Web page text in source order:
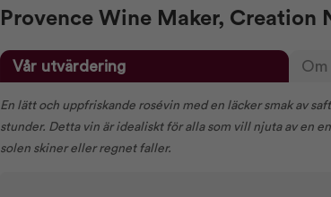
Provence Wine Maker, Creation
Vår utvärdering
En lätt och uppfriskande rosévin med en läcker smak av
stunder. Detta vin är idealiskt för alla som vill njuta av en
solen skiner eller regnet faller.